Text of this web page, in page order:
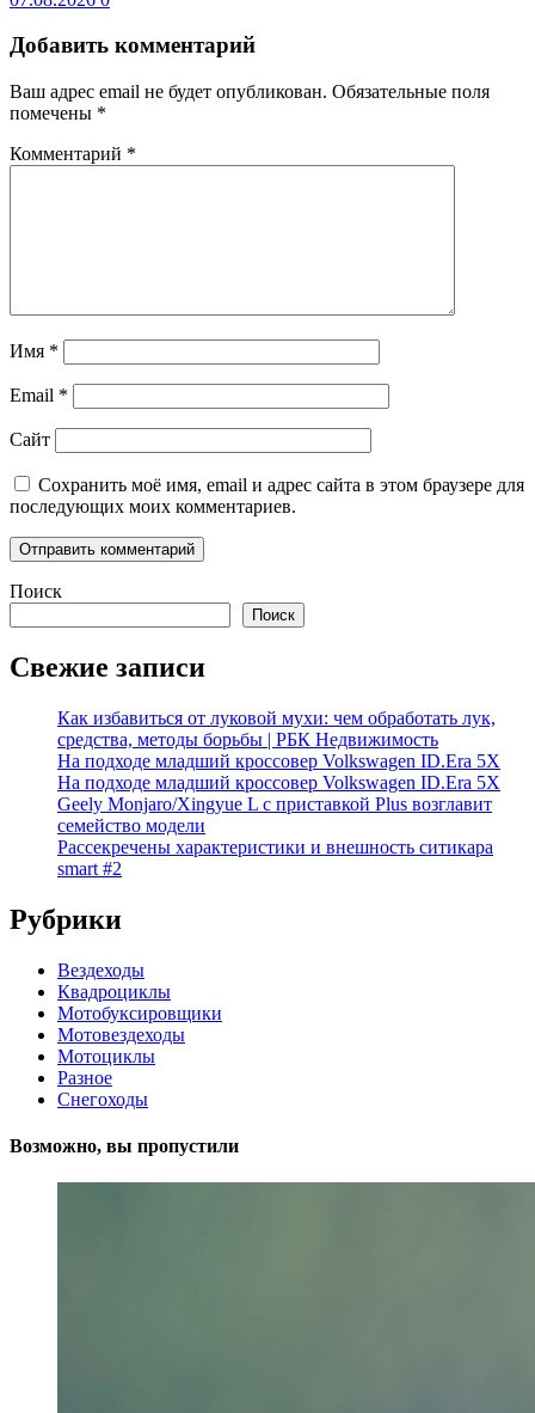
Добавить комментарий
Ваш адрес email не будет опубликован. Обязательные поля
помечены *
Комментарий *
Имя *
Email *
Сайт
Сохранить моё имя, email и адрес сайта в этом браузере для
последующих моих комментариев.
Поиск
Поиск
Свежие записи
Как избавиться от луковой мухи: чем обработать лук,
средства, методы борьбы | РБК Недвижимость
На подходе младший кроссовер Volkswagen ID.Era 5X
На подходе младший кроссовер Volkswagen ID.Era 5X
Geely Monjaro/Xingyue L с приставкой Plus возглавит
семейство модели
Рассекречены характеристики и внешность ситикара
smart #2
Рубрики
Вездеходы
Квадроциклы
Мотобуксировщики
Мотовездеходы
Мотоциклы
Разное
Снегоходы
Возможно, вы пропустили